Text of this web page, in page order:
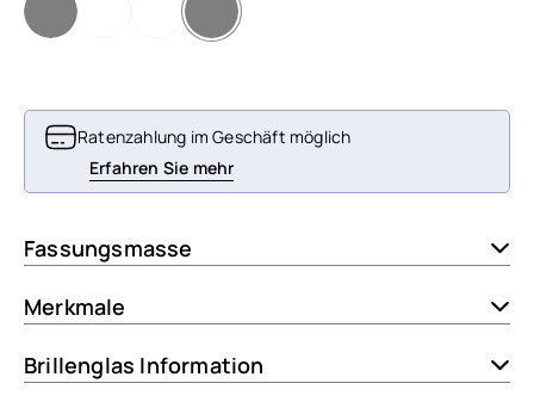
Ratenzahlung im Geschäft möglich
Erfahren Sie mehr
Fassungsmasse
Merkmale
Brillenglas Information